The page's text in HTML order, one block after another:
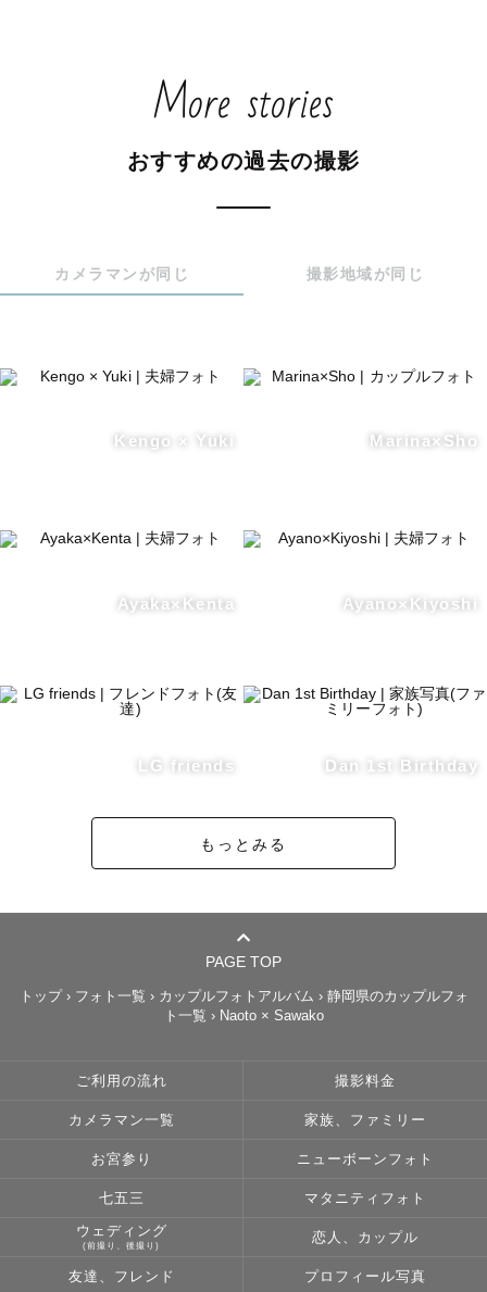
More stories
おすすめの過去の撮影
カメラマンが同じ 撮影地域が同じ
Kengo × Yuki Marina×Sho
Ayaka×Kenta Ayano×Kiyoshi
LG friends Dan 1st Birthday
もっとみる
PAGE TOP
トップ› フォト一覧 › カップルフォトアルバム › 静岡県のカップルフォ
ト一覧 › Naoto × Sawako
ご利用の流れ 撮影料金
カメラマン一覧 家族、ファミリー
お宮参り ニューボーンフォト
七五三 マタニティフォト
ウェディング
(前撮り、後撮り)
恋人、カップル
友達、フレンド プロフィール写真